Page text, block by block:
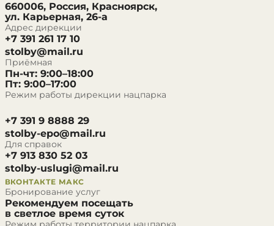
660006, Россия, Красноярск,
ул. Карьерная, 26-а
Адрес дирекции
+7 391 261 17 10
stolby@mail.ru
Приёмная
Пн-чт: 9:00–18:00
Пт: 9:00–17:00
Режим работы дирекции нацпарка
+7 391 9 8888 29
stolby-epo@mail.ru
Для справок
+7 913 830 52 03
stolby-uslugi@mail.ru
ВКОНТАКТЕ МАКС
Бронирование услуг
Рекомендуем посещать
в светлое время суток